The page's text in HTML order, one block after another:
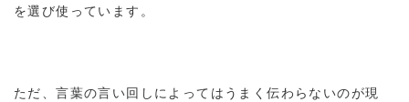
を選び使っています。
ただ、言葉の言い回しによってはうまく伝わらないのが現